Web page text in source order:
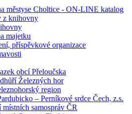
městyse Choltice - ON-LINE katalog
z knihovny
majetku
příspěvkové organizace
obcí Přeloučska
Železných hor
region
– Perníkové srdce Čech, z.s.
místních samospráv ČR